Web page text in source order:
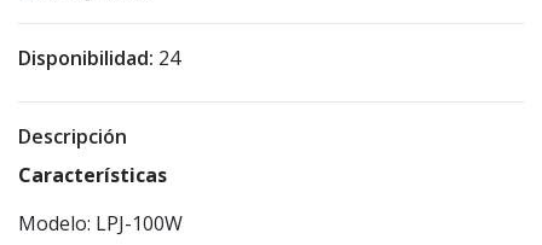
Disponibilidad: 24
Descripción
Características
Modelo: LPJ-100W